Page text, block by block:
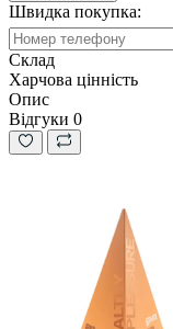
Швидка покупка:
Склад
Харчова цінність
Опис
Відгуки 0